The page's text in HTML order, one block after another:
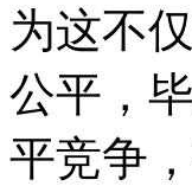
为这不
公平，
平竞争